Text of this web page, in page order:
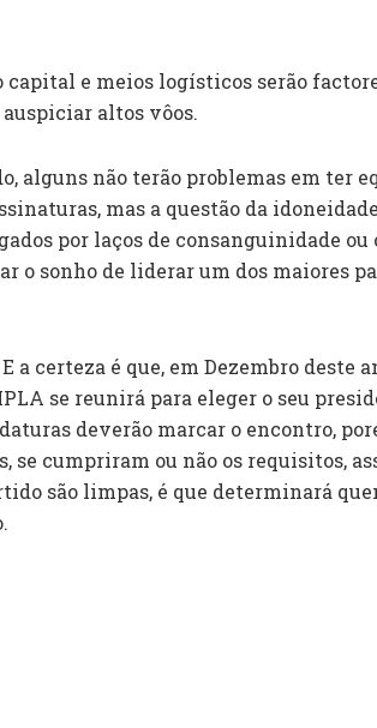
e meios logísticos serão
auspiciar altos vôos.
alguns não terão problemas em ter
mas a questão da
por laços de consanguinidade ou
o sonho de liderar um dos maiores
a certeza é que, em Dezembro deste
se reunirá para eleger o seu
deverão marcar o encontro,
se cumpriram ou não os requisitos,
são limpas, é que determinará